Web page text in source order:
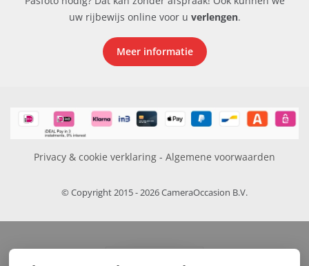
uw rijbewijs online voor u verlengen.
Meer informatie
Privacy & cookie verklaring - Algemene voorwaarden
© Copyright 2015 - 2026 CameraOccasion B.V.